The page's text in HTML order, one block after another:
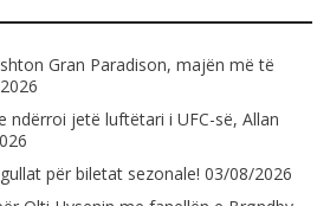
Gran Paradison, majën më të
ndërroi jetë luftëtari i UFC-së, Allan
për biletat sezonale! 03/08/2026